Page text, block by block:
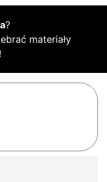
?
materiały